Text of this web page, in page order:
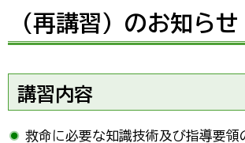
（再講習）のお知らせ
講習内容
救命に必要な知識技術及び指導要領